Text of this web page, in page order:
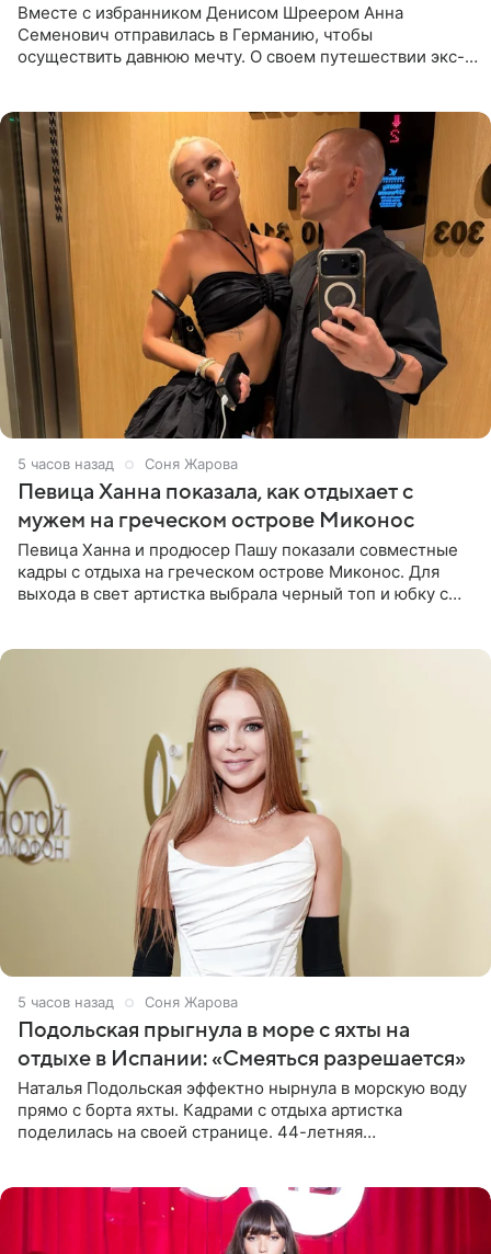
Вместе с избранником Денисом Шреером Анна
Семенович отправилась в Германию, чтобы
осуществить давнюю мечту. О своем путешествии экс-
5 часов назад Соня Жарова
Певица Ханна показала, как отдыхает с
мужем на греческом острове Миконос
Певица Ханна и продюсер Пашу показали совместные
кадры с отдыха на греческом острове Миконос. Для
выхода в свет артистка выбрала черный топ и юбку с
5 часов назад Соня Жарова
Подольская прыгнула в море с яхты на
отдыхе в Испании: «Смеяться разрешается»
Наталья Подольская эффектно нырнула в морскую воду
прямо с борта яхты. Кадрами с отдыха артистка
поделилась на своей странице. 44-летняя